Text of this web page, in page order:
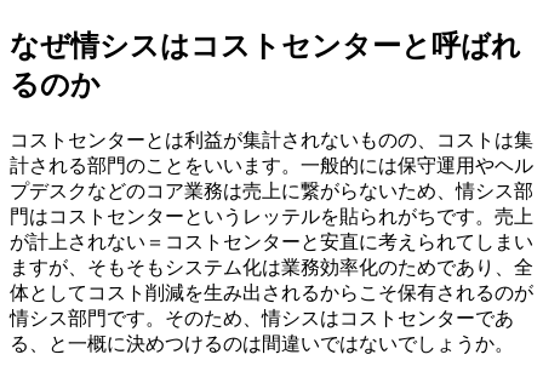
なぜ情シスはコストセンターと呼ばれ
るのか
コストセンターとは利益が集計されないものの、コストは集
計される部門のことをいいます。一般的には保守運用やヘル
プデスクなどのコア業務は売上に繋がらないため、情シス部
門はコストセンターというレッテルを貼られがちです。売上
が計上されない＝コストセンターと安直に考えられてしまい
ますが、そもそもシステム化は業務効率化のためであり、全
体としてコスト削減を生み出されるからこそ保有されるのが
情シス部門です。そのため、情シスはコストセンターであ
る、と一概に決めつけるのは間違いではないでしょうか。